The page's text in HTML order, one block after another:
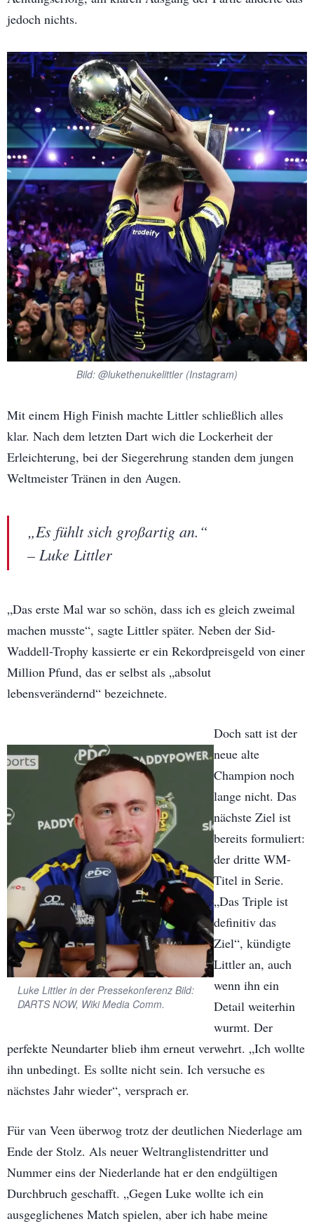
jedoch nichts.
Bild: @lukethenukelittler (Instagram)
Mit einem High Finish machte Littler schließlich alles
klar. Nach dem letzten Dart wich die Lockerheit der
Erleichterung, bei der Siegerehrung standen dem jungen
Weltmeister Tränen in den Augen.
„Es fühlt sich großartig an.“
– Luke Littler
„Das erste Mal war so schön, dass ich es gleich zweimal
machen musste“, sagte Littler später. Neben der Sid-
Waddell-Trophy kassierte er ein Rekordpreisgeld von einer
Million Pfund, das er selbst als „absolut
lebensverändernd“ bezeichnete.
Luke Littler in der Pressekonferenz Bild:
DARTS NOW, Wiki Media Comm.
Doch satt ist der
neue alte
Champion noch
lange nicht. Das
nächste Ziel ist
bereits formuliert:
der dritte WM-
Titel in Serie.
„Das Triple ist
definitiv das
Ziel“, kündigte
Littler an, auch
wenn ihn ein
Detail weiterhin
wurmt. Der
perfekte Neundarter blieb ihm erneut verwehrt. „Ich wollte
ihn unbedingt. Es sollte nicht sein. Ich versuche es
nächstes Jahr wieder“, versprach er.
Für van Veen überwog trotz der deutlichen Niederlage am
Ende der Stolz. Als neuer Weltranglistendritter und
Nummer eins der Niederlande hat er den endgültigen
Durchbruch geschafft. „Gegen Luke wollte ich ein
ausgeglichenes Match spielen, aber ich habe meine